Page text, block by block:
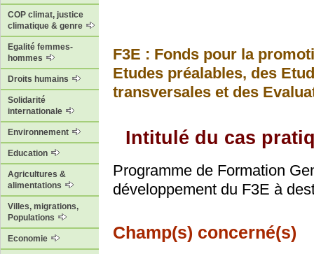
COP climat, justice
climatique & genre
Egalité femmes-
hommes
Droits humains
Solidarité
internationale
Environnement
Education
Agricultures &
alimentations
Villes, migrations,
Populations
Economie
F3E : Fonds pour la
Etudes préalables, des
transversales et des
Intitulé du cas
Programme de Formation
développement du F3E à
Champ(s) concerné(s)